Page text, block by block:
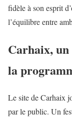
fidèle à son esprit
l’équilibre entre
Carhaix,
la
Le site de Carhaix
par le public. Un